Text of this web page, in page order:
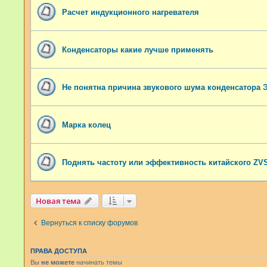
Расчет индукционного нагревателя
Конденсаторы какие лучше применять
Не понятна причина звукового шума конденсатора
Марка колец
Поднять частоту или эффективность китайского
Новая тема
Вернуться к списку форумов
ПРАВА ДОСТУПА
Вы не можете начинать темы